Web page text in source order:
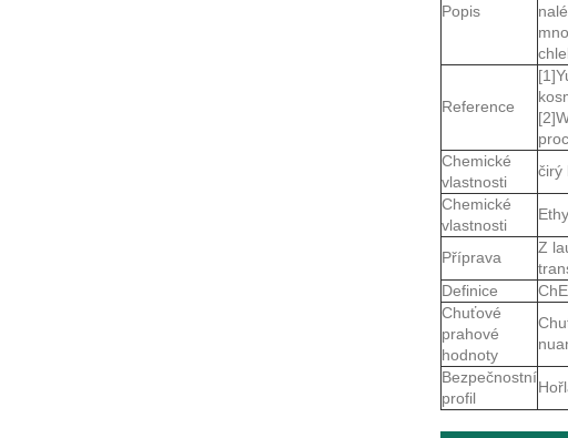
Popis
Reference
Chemické
vlastnosti
čirý
Chemické
vlastnosti
Příprava
Z
Definice
Chuťové
prahové
hodnoty
Bezpečnostní
profil